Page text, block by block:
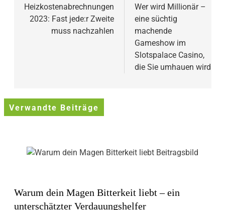
Heizkostenabrechnungen
2023: Fast jede:r Zweite
muss nachzahlen
Wer wird Millionär –
eine süchtig
machende
Gameshow im
Slotspalace Casino,
die Sie umhauen wird
Verwandte Beiträge
Warum dein Magen Bitterkeit liebt – ein
unterschätzter Verdauungshelfer